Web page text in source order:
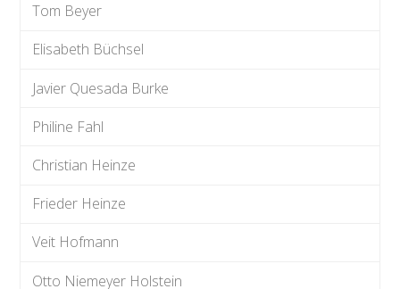
Tom Beyer
Elisabeth Büchsel
Javier Quesada Burke
Philine Fahl
Christian Heinze
Frieder Heinze
Veit Hofmann
Otto Niemeyer Holstein